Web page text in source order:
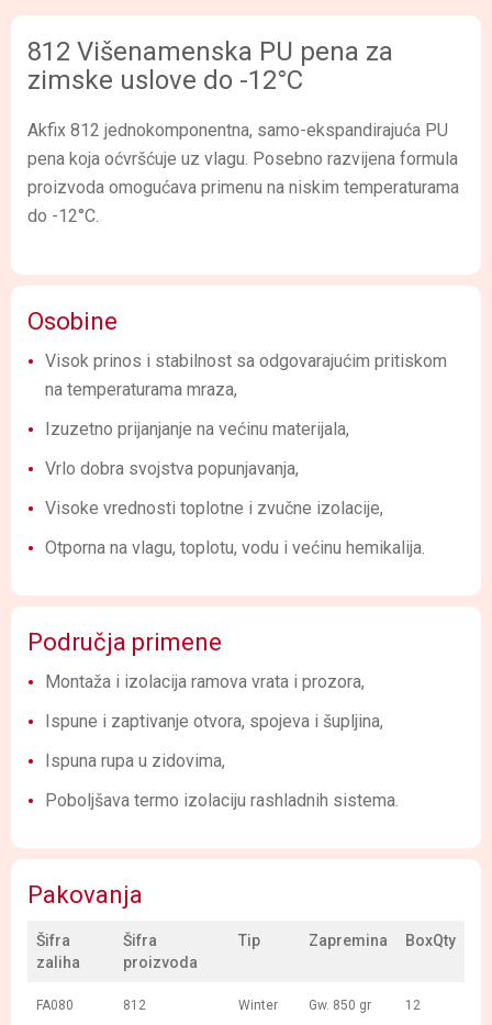
812 Višenamenska PU pena za
zimske uslove do -12°C
Akfix 812 jednokomponentna, samo-ekspandirajuća PU
pena koja oćvršćuje uz vlagu. Posebno razvijena formula
proizvoda omogućava primenu na niskim temperaturama
do -12°C.
Osobine
Visok prinos i stabilnost sa odgovarajućim pritiskom
na temperaturama mraza,
Izuzetno prijanjanje na većinu materijala,
Vrlo dobra svojstva popunjavanja,
Visoke vrednosti toplotne i zvučne izolacije,
Otporna na vlagu, toplotu, vodu i većinu hemikalija.
Područja primene
Montaža i izolacija ramova vrata i prozora,
Ispune i zaptivanje otvora, spojeva i šupljina,
Ispuna rupa u zidovima,
Poboljšava termo izolaciju rashladnih sistema.
Pakovanja
Šifra
zaliha
Šifra
proizvoda
Tip Zapremina BoxQty
FA080 812
Winter
Gw. 850 gr 12